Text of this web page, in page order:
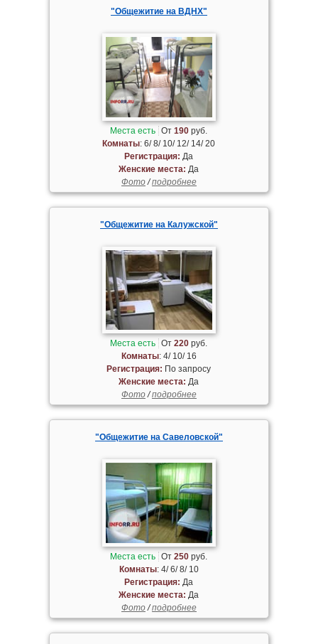
"Общежитие на ВДНХ"
Места есть От190 руб.
Комнаты: 6/ 8/ 10/ 12/ 14/ 20
Регистрация: Да
Женские места: Да
Фото/подробнее
"Общежитие на Калужской"
Места есть От220 руб.
Комнаты: 4/ 10/ 16
Регистрация: По запросу
Женские места: Да
Фото/подробнее
"Общежитие на Савеловской"
Места есть От250 руб.
Комнаты: 4/ 6/ 8/ 10
Регистрация: Да
Женские места: Да
Фото/подробнее